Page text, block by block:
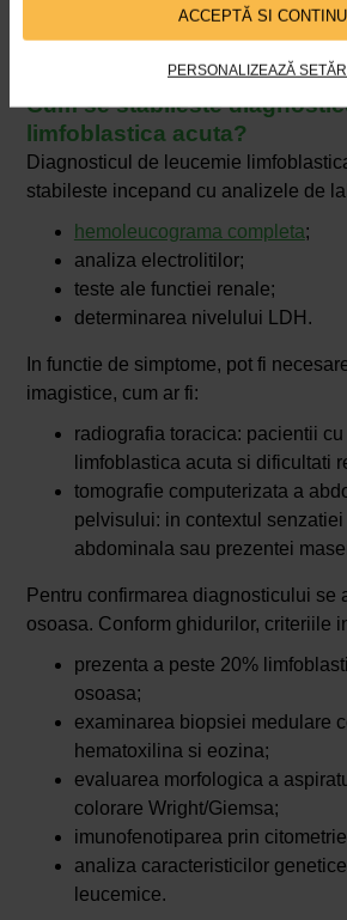
ACCEPTĂ SI
PERSONALIZEAZĂ
Cum se stabileste
limfoblastica acuta?
Diagnosticul de leucemie
stabileste incepand cu analizele de
hemoleucograma completa;
analiza electrolitilor;
teste ale functiei renale;
determinarea nivelului LDH.
In functie de simptome, pot fi
imagistice, cum ar fi:
radiografia toracica: pacientii
limfoblastica acuta si dificultati
tomografie computerizata a
pelvisului: in contextul
abdominala sau prezentei
Pentru confirmarea diagnosticului se
osoasa. Conform ghidurilor, criteriile
prezenta a peste 20%
osoasa;
examinarea biopsiei medulare
hematoxilina si eozina;
evaluarea morfologica a
colorare Wright/Giemsa;
imunofenotiparea prin
analiza caracteristicilor
leucemice.